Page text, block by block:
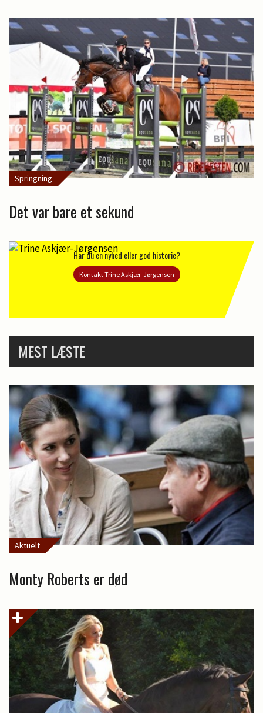
Springning
Det var bare et sekund
Har du en nyhed eller god historie?
Kontakt Trine Askjær-Jørgensen
MEST LÆSTE
Aktuelt
Monty Roberts er død